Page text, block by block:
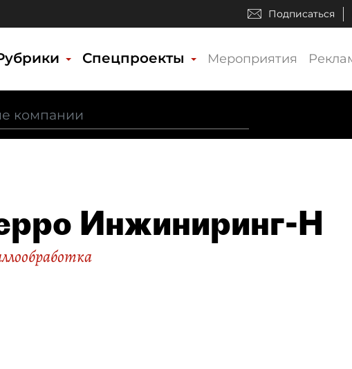
Подписаться
Спецпроекты Мероприятия
Инжиниринг-Н